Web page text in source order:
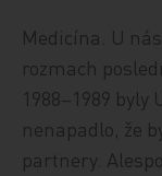
Medicína. U
rozmach
1988–1989
nenapadlo, že
partnery.